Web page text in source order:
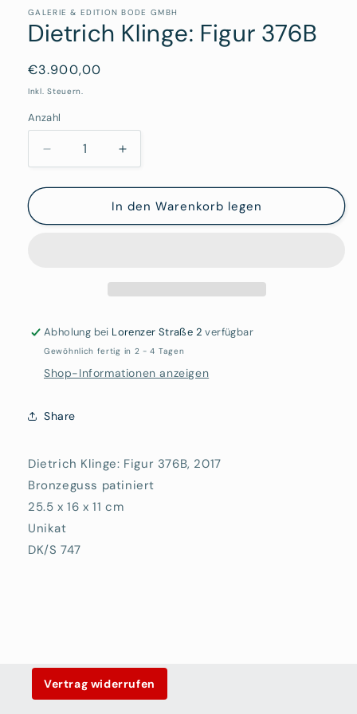
Modal
öffnen
GALERIE & EDITION BODE GMBH
Dietrich Klinge: Figur 376B
Normaler
Preis
€3.900,00
Inkl. Steuern.
Anzahl
Verringere
die
Menge
Dietrich
Erhöhe
die
Menge
für
Dietrich
In den Warenkorb legen
Abholung bei Lorenzer Straße 2 verfügbar
Gewöhnlich fertig in 2 - 4 Tagen
Shop-Informationen anzeigen
Share
Dietrich Klinge: Figur 376B, 2017
Bronzeguss patiniert
25.5 x 16 x 11 cm
Unikat
DK/S 747
Vertrag widerrufen